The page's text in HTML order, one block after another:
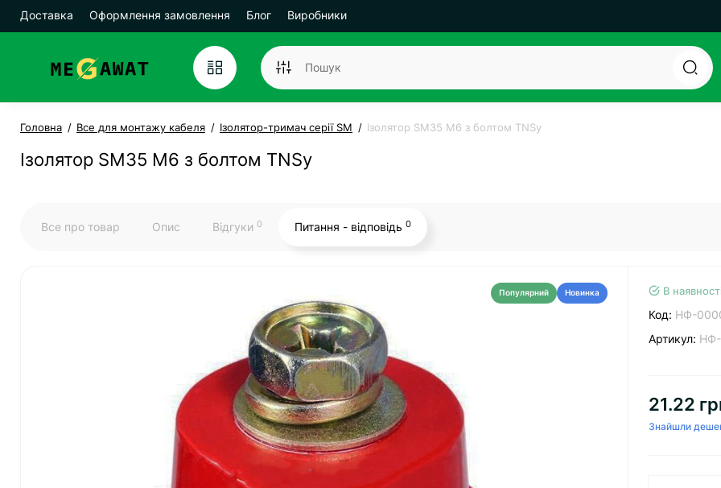
Доставка Оформлення замовлення Блог Виробники
Головна Все для монтажу кабеля Ізолятор-тримач серії SM Ізолятор SM35 М6 з болтом TNSy
Ізолятор SM35 М6 з болтом TNSy
Все про товар Опис Відгуки 0 Питання - відповідь 0
Популярний Новинка В
Код: НФ-
Артикул:
21.22
Знайшли